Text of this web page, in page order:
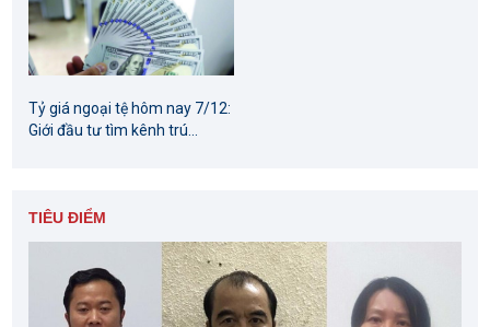
Tỷ giá ngoại tệ hôm nay 7/12:
Giới đầu tư tìm kênh trú...
TIÊU ĐIỂM